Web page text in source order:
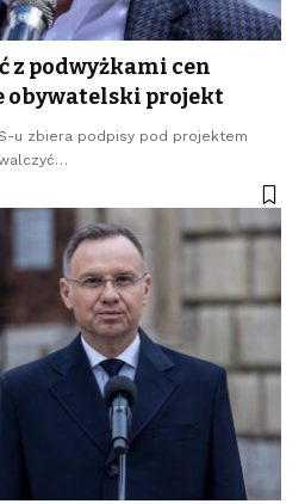
z podwyżkami cen
obywatelski projekt
u zbiera podpisy pod projektem